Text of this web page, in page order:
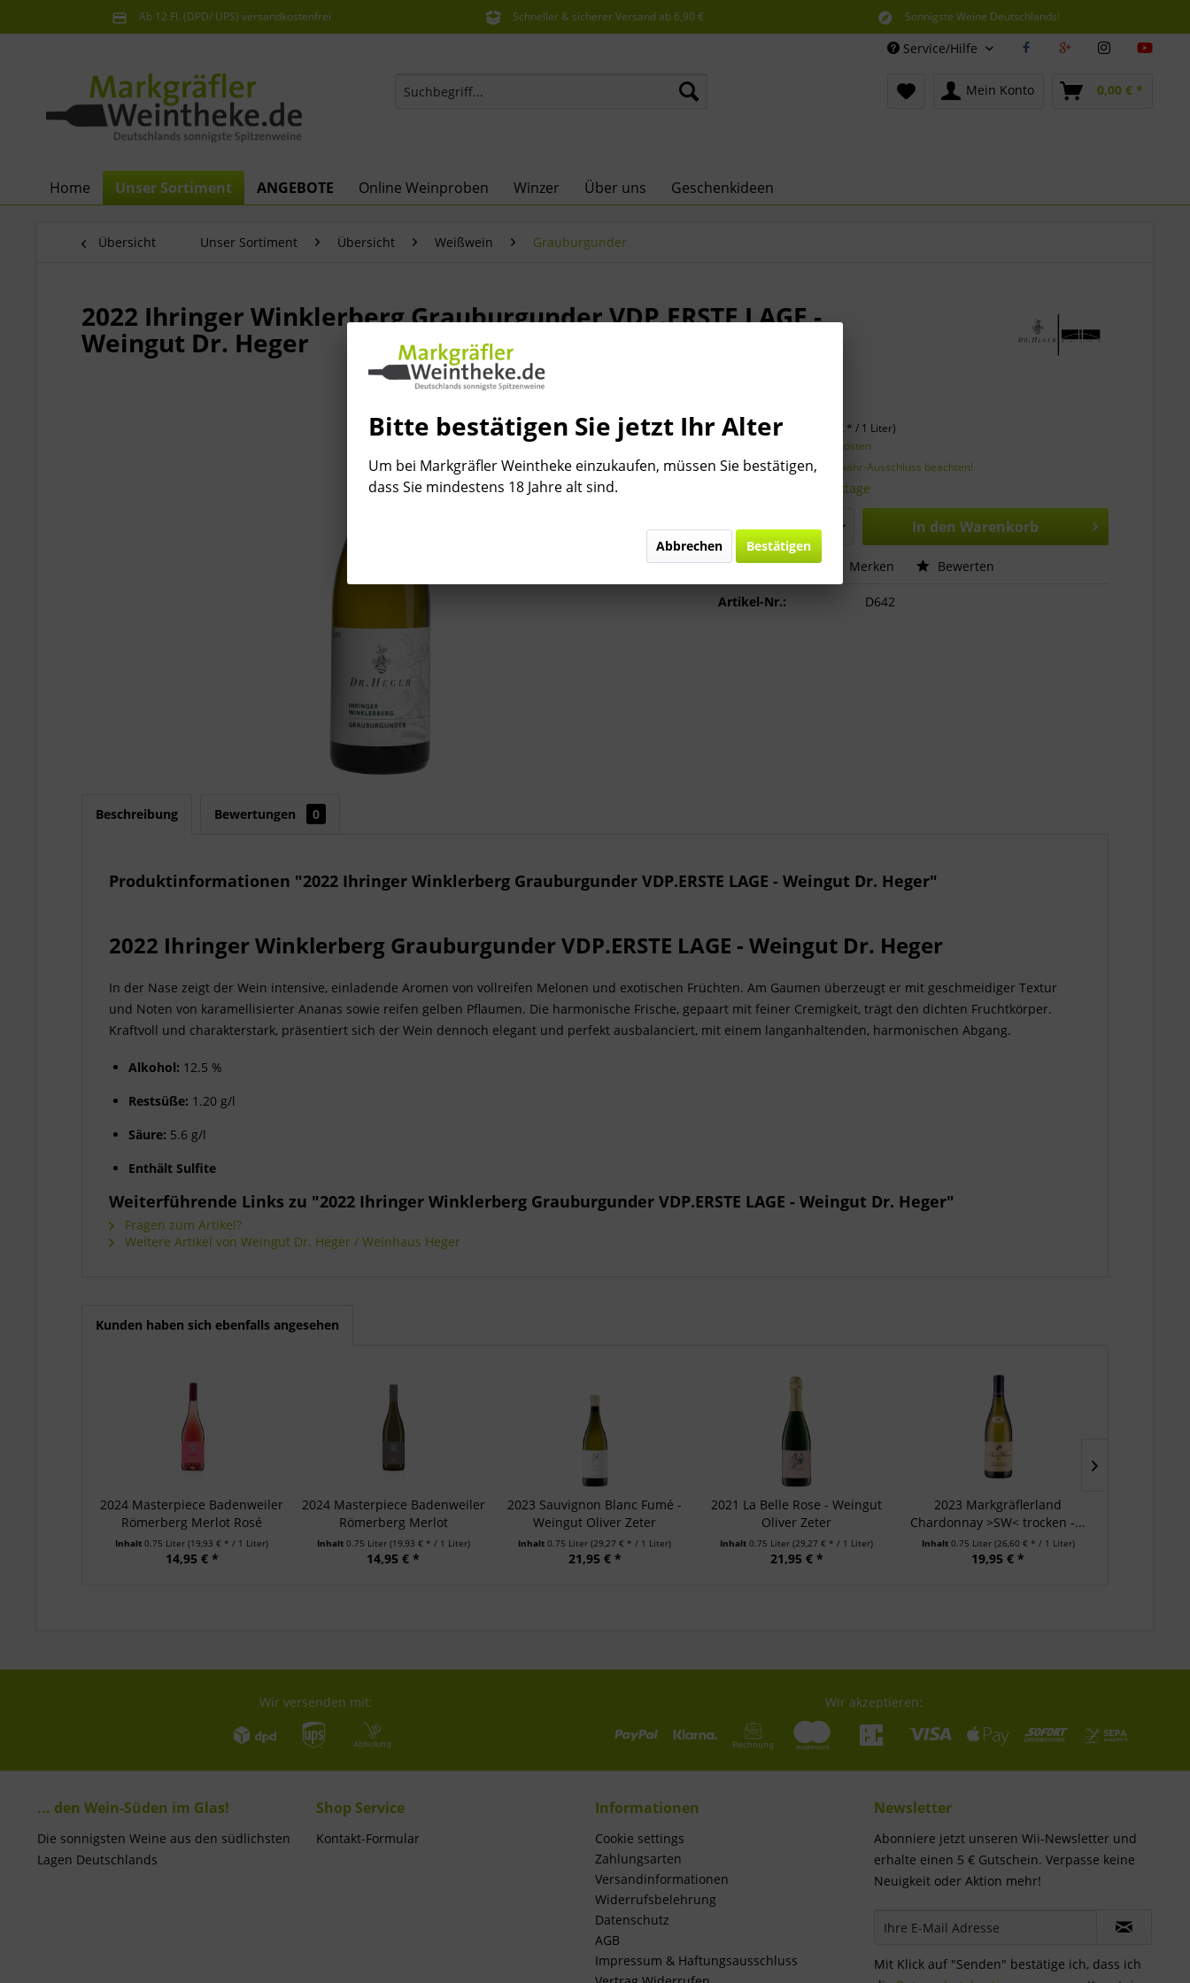
Ab 12 Fl. (DPD/ UPS) versandkostenfrei
Schneller & sicherer Versand ab 6,90 €
Sonnigste Weine Deutschlands!
Aus den südlichsten Spitzenlagen
Service/Hilfe
Mein Konto 0,00 € *
Home Unser Sortiment ANGEBOTE Online Weinproben Winzer Über uns Geschenkideen
Übersicht Unser Sortiment Übersicht Weißwein Grauburgunder
2022 Ihringer Winklerberg Grauburgunder VDP.ERSTE LAGE -
Weingut Dr. Heger
Inhalt:0.75 Liter ( 33,27 € * / 1 Liter)
zzgl. Versandkosten
Bitte § 7 (3) Jahrgangsgewähr-Ausschluss beachten!
Lieferzeit 1-3 Werktage
In den Warenkorb
Vergleichen Merken Bewerten
Artikel-Nr.: D642
Beschreibung Bewertungen 0
Produktinformationen "2022 Ihringer Winklerberg Grauburgunder VDP.ERSTE LAGE - Weingut Dr. Heger"
2022 Ihringer Winklerberg Grauburgunder VDP.ERSTE LAGE - Weingut Dr. Heger
In der Nase zeigt der Wein intensive, einladende Aromen von vollreifen Melonen und exotischen Früchten. Am Gaumen überzeugt er mit geschmeidiger Textur
und Noten von karamellisierter Ananas sowie reifen gelben Pflaumen. Die harmonische Frische, gepaart mit feiner Cremigkeit, trägt den dichten Fruchtkörper.
Kraftvoll und charakterstark, präsentiert sich der Wein dennoch elegant und perfekt ausbalanciert, mit einem langanhaltenden, harmonischen Abgang.
Alkohol: 12.5 %
Restsüße: 1.20 g/l
Säure: 5.6 g/l
Enthält Sulfite
Weiterführende Links zu "2022 Ihringer Winklerberg Grauburgunder VDP.ERSTE LAGE - Weingut Dr. Heger"
Fragen zum Artikel?
Weitere Artikel von Weingut Dr. Heger / Weinhaus Heger
Kunden haben sich ebenfalls angesehen
2024 Masterpiece Badenweiler
Römerberg Merlot Rosé
Inhalt0.75 Liter(19,93 € * / 1 Liter)
14,95 € *
2024 Masterpiece Badenweiler
Römerberg Merlot
Inhalt 0.75 Liter (19,93 € * / 1 Liter)
14,95 € *
2023 Sauvignon Blanc Fumé -
Weingut Oliver Zeter
Inhalt0.75 Liter(29,27 € * / 1 Liter)
21,95 € *
2021 La Belle Rose - Weingut
Oliver Zeter
Inhalt0.75 Liter(29,27 € * / 1 Liter)
21,95 € *
2023 Markgräflerland
Chardonnay >SW< trocken -...
Inhalt 0.75 Liter (26,60 € * / 1 Liter)
19,95 € *
Wir versenden mit: Wir akzeptieren:
... den Wein-Süden im Glas!
Die sonnigsten Weine aus den südlichsten
Lagen Deutschlands
Shop Service
Kontakt-Formular
Informationen
Cookie settings
Zahlungsarten
Versandinformationen
Widerrufsbelehrung
Datenschutz
AGB
Impressum & Haftungsausschluss
Newsletter
Abonniere jetzt unseren Wii-Newsletter und
erhalte einen 5 € Gutschein. Verpasse keine
Neuigkeit oder Aktion mehr!
Mit Klick auf "Senden" bestätige ich, dass ich
Bitte bestätigen Sie jetzt Ihr Alter
Um bei Markgräfler Weintheke einzukaufen, müssen Sie bestätigen,
dass Sie mindestens 18 Jahre alt sind.
Abbrechen Bestätigen